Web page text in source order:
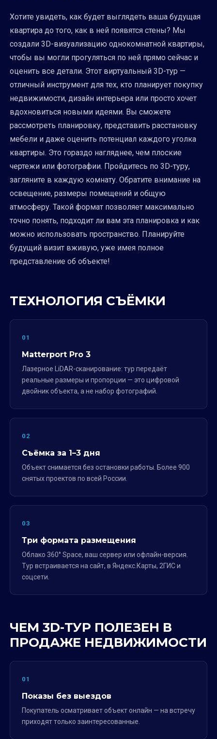
Хотите увидеть, как будет выглядеть ваша будущая
квартира до того, как в ней появятся стены? Мы
создали 3D-визуализацию однокомнатной квартиры,
чтобы вы могли прогуляться по ней прямо сейчас и
оценить все детали. Этот виртуальный 3D-тур —
отличный инструмент для тех, кто планирует покупку
недвижимости, дизайн интерьера или просто хочет
вдохновиться новыми идеями. Вы сможете
рассмотреть планировку, представить расстановку
мебели и даже оценить потенциал каждого уголка
квартиры. Это гораздо нагляднее, чем плоские
чертежи или фотографии. Пройдитесь по 3D-туру,
загляните в каждую комнату. Обратите внимание на
освещение, размеры помещений и общую
атмосферу. Такой формат позволяет максимально
точно понять, подходит ли вам эта планировка и как
можно использовать пространство. Планируйте
будущий визит вживую, уже имея полное
представление об объекте!
ТЕХНОЛОГИЯ СЪЁМКИ
01
Matterport Pro 3
Лазерное LiDAR-сканирование: тур передаёт
реальные размеры и пропорции — это цифровой
двойник объекта, а не набор фотографий.
02
Съёмка за 1–3 дня
Объект снимается без остановки работы. Более 900
снятых проектов по всей России.
03
Три формата размещения
Облако 360° Space, ваш сервер или офлайн-версия.
Тур встраивается на сайт, в Яндекс.Карты, 2ГИС и
соцсети.
ЧЕМ 3D-ТУР ПОЛЕЗЕН В
ПРОДАЖЕ НЕДВИЖИМОСТИ
01
Показы без выездов
Покупатель осматривает объект онлайн — на встречу
приходят только заинтересованные.